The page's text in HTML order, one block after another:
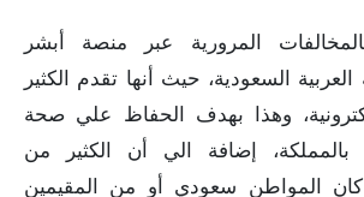
المرورية عبر منصة أبشر
السعودية، حيث أنها تقدم الكثير
وهذا بهدف الحفاظ علي صحة
بالمملكة، إضافة الي أن الكثير من
كان المواطن سعودي أو من المقيمين